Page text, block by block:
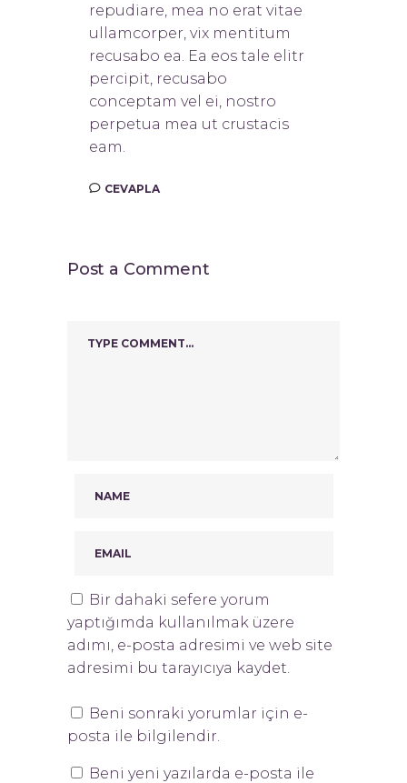
repudiare, mea no erat vitae
ullamcorper, vix mentitum
recusabo ea. Ea eos tale elitr
percipit, recusabo
conceptam vel ei, nostro
perpetua mea ut crustacis
eam.
CEVAPLA
Post a Comment
Bir dahaki sefere yorum
yaptığımda kullanılmak üzere
adımı, e-posta adresimi ve web site
adresimi bu tarayıcıya kaydet.
Beni sonraki yorumlar için e-
posta ile bilgilendir.
Beni yeni yazılarda e-posta ile